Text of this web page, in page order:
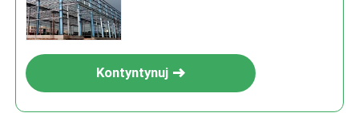
Kontyntynuj